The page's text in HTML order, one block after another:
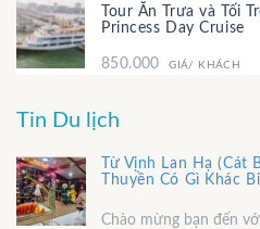
Tour Ăn Trưa và Tối
Princess Day Cruise
850.000 GIÁ/ KHÁCH
Tin Du lịch
Từ Vịnh Lan Hạ (Cát
Thuyền Có Gì Khác
Chào mừng bạn đến